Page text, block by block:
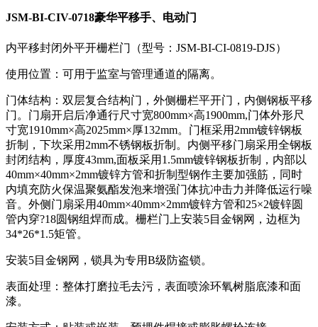
JSM-BI-CIV-0718豪华平移手、电动门
内平移封闭外平开栅栏门（型号：JSM-BI-CI-0819-DJS）
使用位置：可用于监室与管理通道的隔离。
门体结构：双层复合结构门，外侧栅栏平开门，内侧钢板平移
门。门扇开启后净通行尺寸宽800mm×高1900mm,门体外形尺
寸宽1910mm×高2025mm×厚132mm。门框采用2mm镀锌钢板
折制，下坎采用2mm不锈钢板折制。内侧平移门扇采用全钢板
封闭结构，厚度43mm,面板采用1.5mm镀锌钢板折制，内部以
40mm×40mm×2mm镀锌方管和折制型钢作主要加强筋，同时
内填充防火保温聚氨酯发泡来增强门体抗冲击力并降低运行噪
音。外侧门扇采用40mm×40mm×2mm镀锌方管和25×2镀锌圆
管内穿?18圆钢组焊而成。栅栏门上安装5目金钢网，边框为
34*26*1.5矩管。
安装5目金钢网，锁具为专用B级防盗锁。
表面处理：整体打磨拉毛去污，表面喷涂环氧树脂底漆和面
漆。